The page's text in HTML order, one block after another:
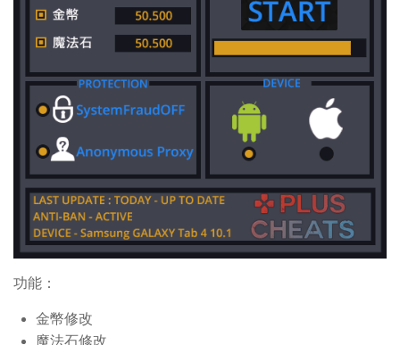
功能：
金幣修改
魔法石修改